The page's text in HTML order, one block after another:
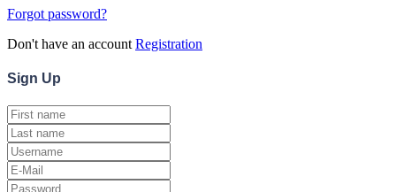
Forgot password?
Don't have an account Registration
Sign Up